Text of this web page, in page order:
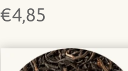
€4,85